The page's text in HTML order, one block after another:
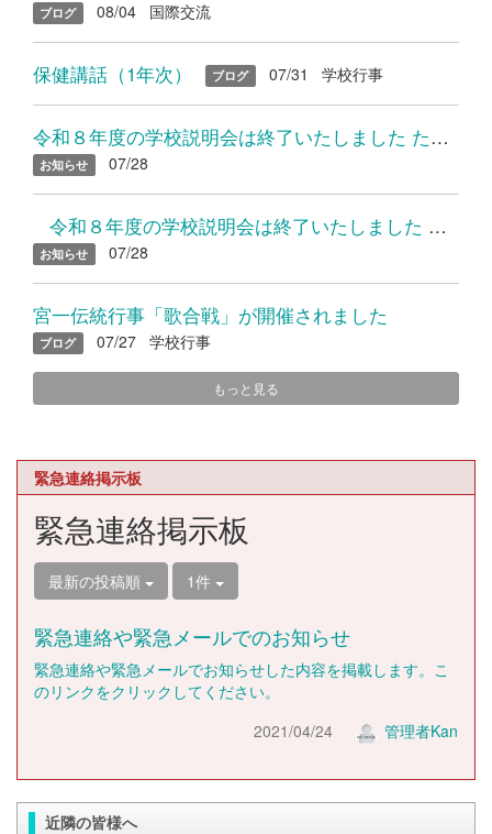
ブログ 08/04 国際交流
保健講話（1年次） ブログ 07/31 学校行事
令和８年度の学校説明会は終了いたしました たくさんのご参加あり...
お知らせ 07/28
令和８年度の学校説明会は終了いたしました たくさんのご参加...
お知らせ 07/28
宮一伝統行事「歌合戦」が開催されました
ブログ 07/27 学校行事
もっと見る
緊急連絡掲示板
緊急連絡掲示板
最新の投稿順 1件
緊急連絡や緊急メールでのお知らせ
緊急連絡や緊急メールでお知らせした内容を掲載します。こ
のリンクをクリックしてください。
2021/04/24
管理者Kan
近隣の皆様へ